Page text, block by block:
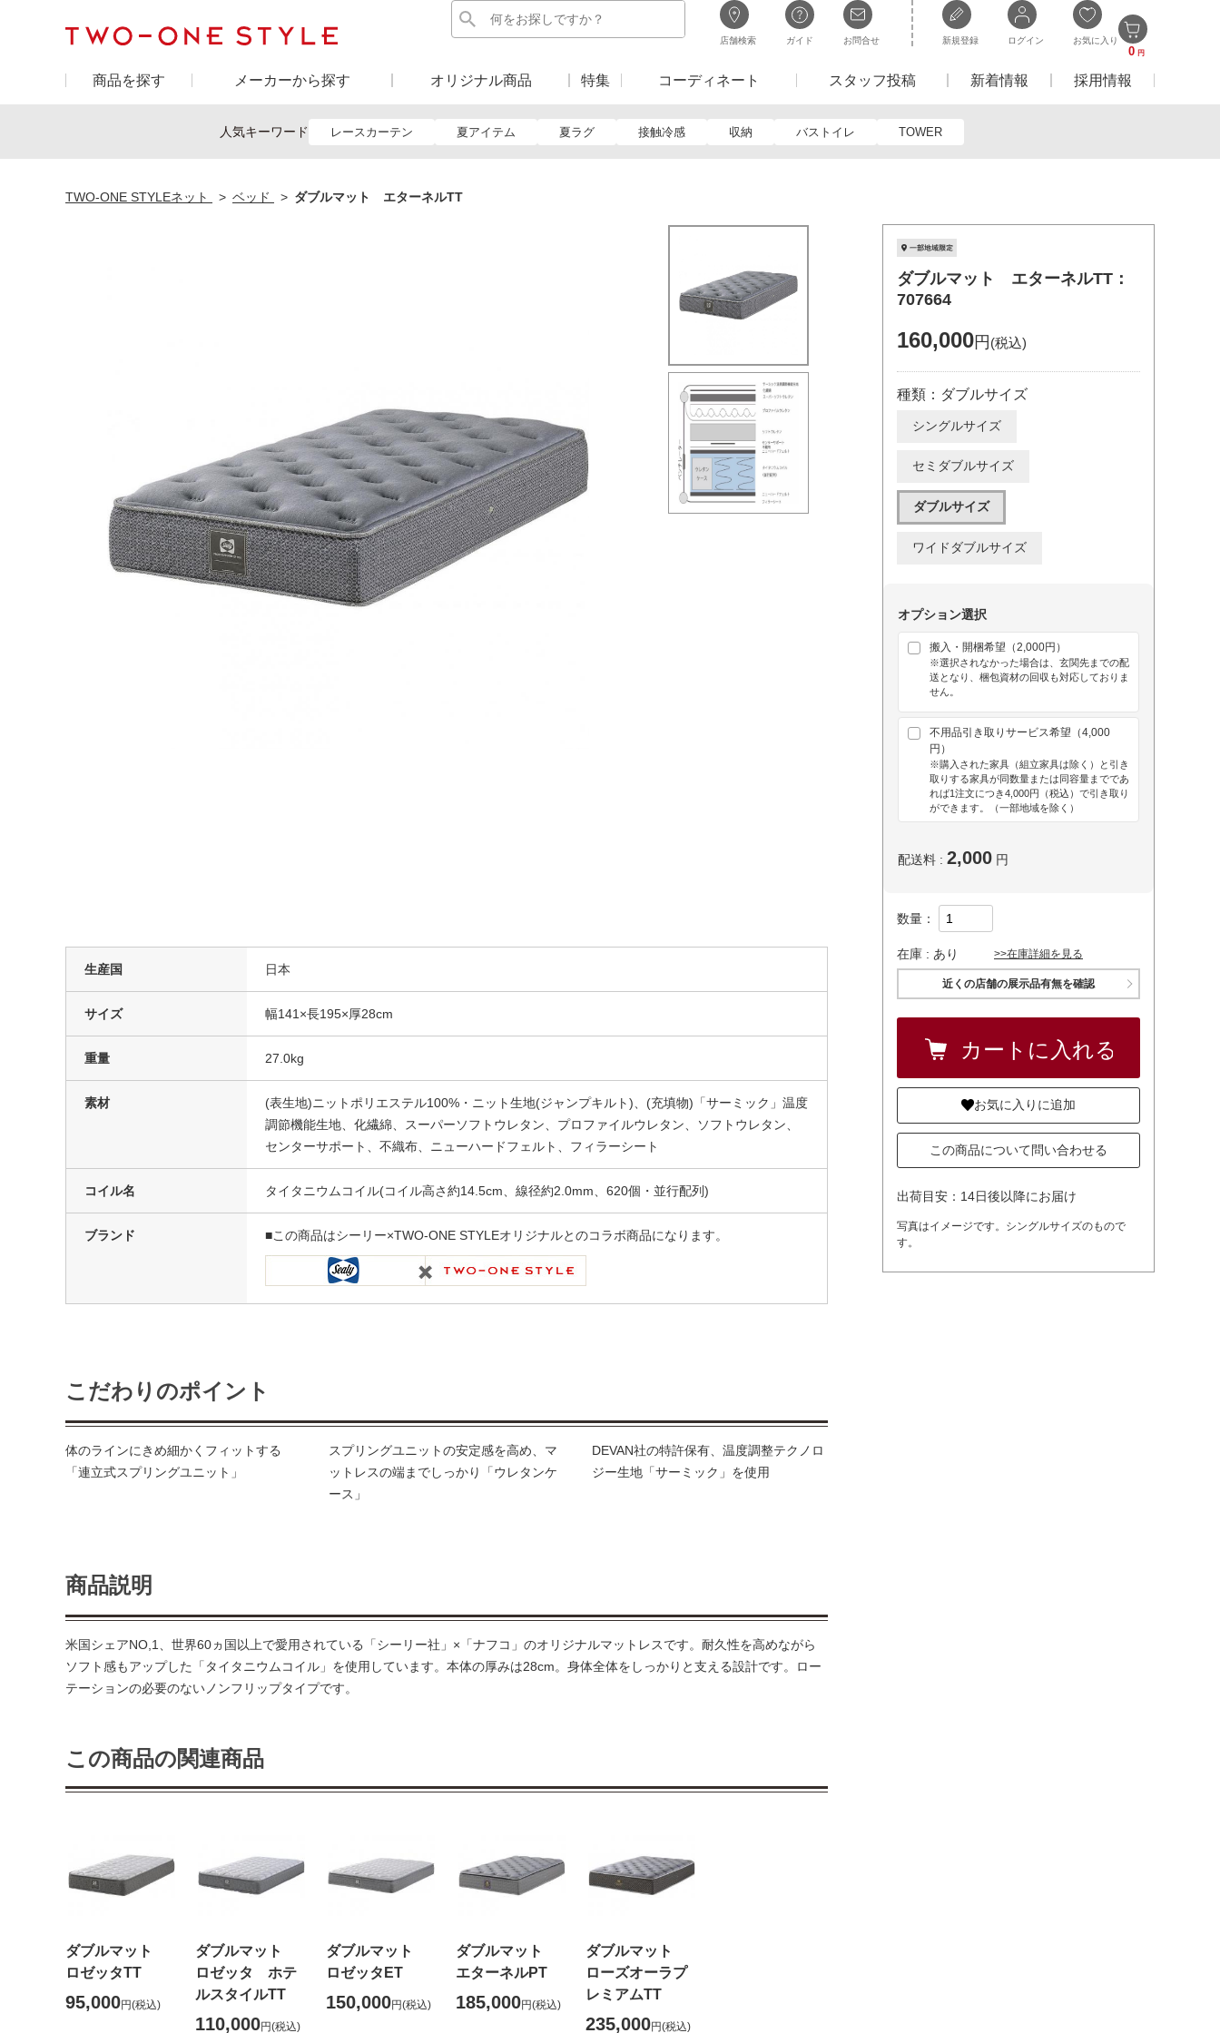
店舗検索 ガイド お問合せ 新規登録 ログイン お気に入り
0 円
商品を探す メーカーから探す オリジナル商品 特集 コーディネート スタッフ投稿 新着情報 採用情報
人気キーワード レースカーテン 夏アイテム 夏ラグ 接触冷感 収納 バストイレ TOWER
ダブルマット エターネルTT：
707664
160,000円 (税込)
種類：ダブルサイズ
シングルサイズ
セミダブルサイズ
ダブルサイズ
ワイドダブルサイズ
オプション選択
搬入・開梱希望（2,000円）
※選択されなかった場合は、玄関先までの配
送となり、梱包資材の回収も対応しておりま
せん。
不用品引き取りサービス希望（4,000
円）
※購入された家具（組立家具は除く）と引き
取りする家具が同数量または同容量までであ
れば1注文につき4,000円（税込）で引き取り
ができます。（一部地域を除く）
配送料 : 2,000 円
数量：
在庫 : あり >>在庫詳細を見る
近くの店舗の展示品有無を確認
お気に入りに追加
この商品について問い合わせる
出荷目安：14日後以降にお届け
写真はイメージです。シングルサイズのもので
す。
TWO-ONE STYLEネット ベッド ダブルマット エターネルTT
生産国 日本
サイズ 幅141×長195×厚28cm
重量 27.0kg
素材
(表生地)ニットポリエステル100%・ニット生地(ジャンプキルト)、(充填物)「サーミック」温度
調節機能生地、化繊綿、スーパーソフトウレタン、プロファイルウレタン、ソフトウレタン、
センターサポート、不織布、ニューハードフェルト、フィラーシート
コイル名 タイタニウムコイル(コイル高さ約14.5cm、線径約2.0mm、620個・並行配列)
ブランド ■この商品はシーリー×TWO-ONE STYLEオリジナルとのコラボ商品になります。
こだわりのポイント
体のラインにきめ細かくフィットする
「連立式スプリングユニット」
スプリングユニットの安定感を高め、マ
ットレスの端までしっかり「ウレタンケ
ース」
DEVAN社の特許保有、温度調整テクノロ
ジー生地「サーミック」を使用
商品説明
米国シェアNO,1、世界60ヵ国以上で愛用されている「シーリー社」×「ナフコ」のオリジナルマットレスです。耐久性を高めながら
ソフト感もアップした「タイタニウムコイル」を使用しています。本体の厚みは28cm。身体全体をしっかりと支える設計です。ロー
テーションの必要のないノンフリップタイプです。
この商品の関連商品
ダブルマット
ロゼッタTT
95,000円(税込)
ダブルマット
ロゼッタ ホテ
ルスタイルTT
110,000円(税込)
ダブルマット
ロゼッタET
150,000円(税込)
ダブルマット
エターネルPT
185,000円(税込)
ダブルマット
ローズオーラプ
レミアムTT
235,000円(税込)